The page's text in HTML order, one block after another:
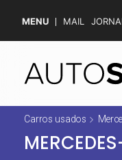
MENU MAIL
Carros usados